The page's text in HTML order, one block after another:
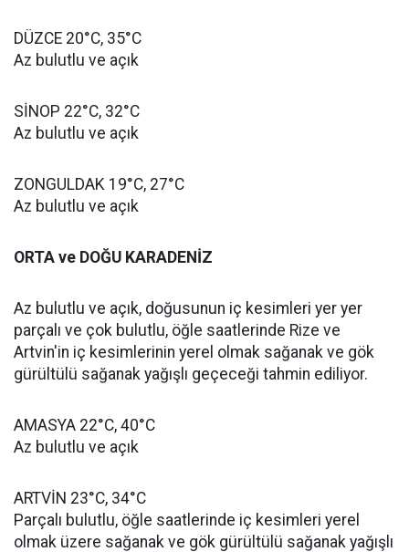
DÜZCE 20°C, 35°C
Az bulutlu ve açık
SİNOP 22°C, 32°C
Az bulutlu ve açık
ZONGULDAK 19°C, 27°C
Az bulutlu ve açık
ORTA ve DOĞU KARADENİZ
Az bulutlu ve açık, doğusunun iç kesimleri yer yer
parçalı ve çok bulutlu, öğle saatlerinde Rize ve
Artvin'in iç kesimlerinin yerel olmak sağanak ve gök
gürültülü sağanak yağışlı geçeceği tahmin ediliyor.
AMASYA 22°C, 40°C
Az bulutlu ve açık
ARTVİN 23°C, 34°C
Parçalı bulutlu, öğle saatlerinde iç kesimleri yerel
olmak üzere sağanak ve gök gürültülü sağanak yağışlı